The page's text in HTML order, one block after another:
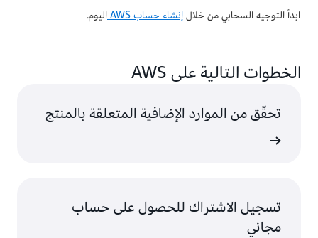
ابدأ التوجيه السحابي من خلالإنشاء حساب AWS اليوم.
الخطوات التالية على AWS
تحقّق من الموارد الإضافية المتعلقة بالمنتج
تسجيل الاشتراك للحصول على حساب
مجاني